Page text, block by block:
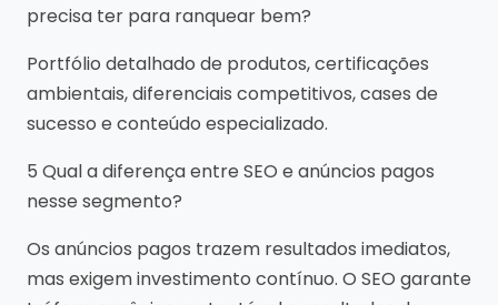
precisa ter para ranquear bem?
Portfólio detalhado de produtos, certificações
ambientais, diferenciais competitivos, cases de
sucesso e conteúdo especializado.
5 Qual a diferença entre SEO e anúncios pagos
nesse segmento?
Os anúncios pagos trazem resultados imediatos,
mas exigem investimento contínuo. O SEO garante